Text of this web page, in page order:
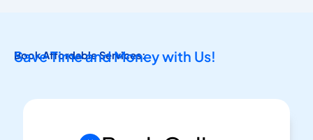
Book Affordable Services:
Save Time and Money with Us!